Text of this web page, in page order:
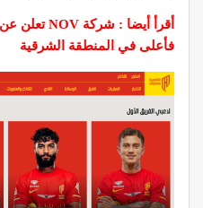
أقرأ أيضا :
فأعلى في المنطقة الشرقية